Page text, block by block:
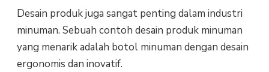
Desain produk juga sangat penting dalam industri
minuman. Sebuah contoh desain produk minuman
yang menarik adalah botol minuman dengan desain
ergonomis dan inovatif.